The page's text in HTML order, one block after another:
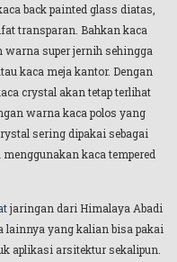
back painted glass diatas,
transparan. Bahkan kaca
warna super jernih sehingga
kaca meja kantor. Dengan
crystal akan tetap terlihat
warna kaca polos yang
sering dipakai sebagai
kaca tempered
jaringan dari Himalaya Abadi
lainnya yang kalian bisa pakai
aplikasi arsitektur sekalipun.